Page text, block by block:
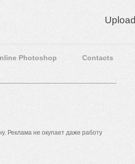
Upload
Photoshop Contacts
Реклама не окупает даже работу